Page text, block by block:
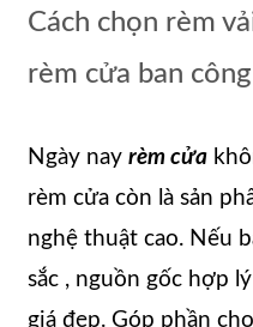
Cách chọn rèm
rèm cửa ban
Ngày nay rèm cửa
rèm cửa còn là sản
nghệ thuật cao. Nếu
sắc , nguồn gốc hợp
giá đẹp. Góp phần